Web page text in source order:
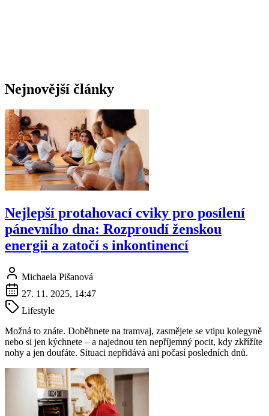
Nejnovější články
Nejlepší protahovací cviky pro posílení
pánevního dna: Rozproudí ženskou
energii a zatočí s inkontinencí
Michaela Pišanová
27. 11. 2025, 14:47
Lifestyle
Možná to znáte. Doběhnete na tramvaj, zasmějete se vtipu kolegyně
nebo si jen kýchnete – a najednou ten nepříjemný pocit, kdy zkřížíte
nohy a jen doufáte. Situaci nepřidává ani počasí posledních dnů.